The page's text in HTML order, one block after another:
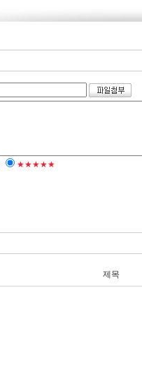
★★★★★
제목